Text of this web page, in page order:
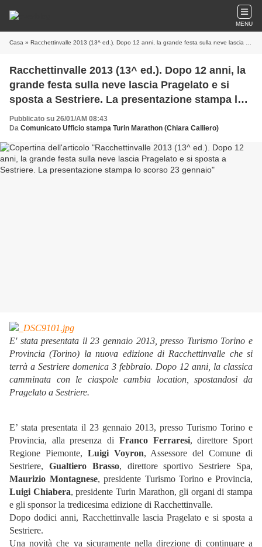
MENU
Casa » Racchettinvalle 2013 (13^ ed.). Dopo 12 anni, la grande festa sulla neve lascia Pragelato e si sposta a Sestriere. La presentazione stampa lo scorso 23 gennaio
Racchettinvalle 2013 (13^ ed.). Dopo 12 anni, la
grande festa sulla neve lascia Pragelato e si
sposta a Sestriere. La presentazione stampa lo
scorso 23 gennaio
Pubblicato su 26/01/AM 08:43
Da Comunicato Ufficio stampa Turin Marathon (Chiara Calliero)
E' stata presentata il 23 gennaio 2013, presso Turismo Torino e
Provincia (Torino) la nuova edizione di Racchettinvalle che si
terrà a Sestriere domenica 3 febbraio. Dopo 12 anni, la classica
camminata con le ciaspole cambia location, spostandosi da
Pragelato a Sestriere.
E’ stata presentata il 23 gennaio 2013, presso Turismo Torino e
Provincia, alla presenza di Franco Ferraresi, direttore Sport
Regione Piemonte, Luigi Voyron, Assessore del Comune di
Sestriere, Gualtiero Brasso, direttore sportivo Sestriere Spa,
Maurizio Montagnese, presidente Turismo Torino e Provincia,
Luigi Chiabera, presidente Turin Marathon, gli organi di stampa
e gli sponsor la tredicesima edizione di Racchettinvalle.
Dopo dodici anni, Racchettinvalle lascia Pragelato e si sposta a
Sestriere.
Una novità che va sicuramente nella direzione di continuare a